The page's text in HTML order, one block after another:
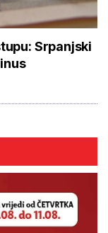
Srpanjski